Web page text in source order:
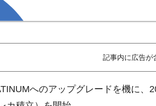
記事内に広告が
へのアップグレードを機に、